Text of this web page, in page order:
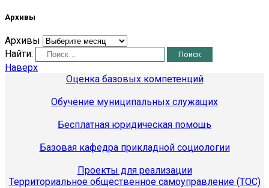
Архивы
Архивы
Найти:
Наверх
Оценка базовых компетенций
Обучение муниципальных служащих
Бесплатная юридическая помощь
Базовая кафедра прикладной социологии
Проекты для реализации
Территориальное общественное самоуправление (ТОС)